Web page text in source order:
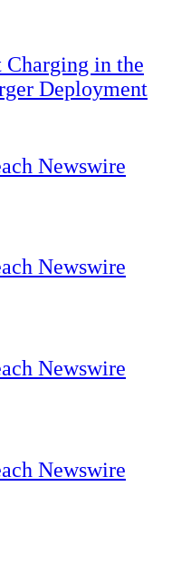
Charging in the
Deployment
Newswire
Newswire
Newswire
Newswire